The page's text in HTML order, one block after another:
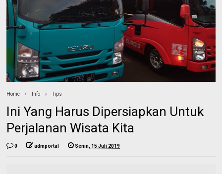
Home Info Tips
Ini Yang Harus Dipersiapkan Untuk
Perjalanan Wisata Kita
0 admportal Senin, 15 Juli 2019